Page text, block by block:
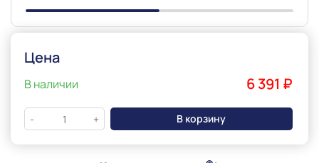
Цена
В наличии 6 391 ₽
- + В корзину